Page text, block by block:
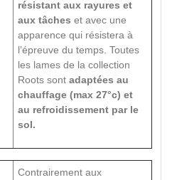
résistant aux rayures et
aux tâches et avec une
apparence qui résistera à
l’épreuve du temps. Toutes
les lames de la collection
Roots sont adaptées au
chauffage (max 27°c) et
au refroidissement par le
sol.
Contrairement aux